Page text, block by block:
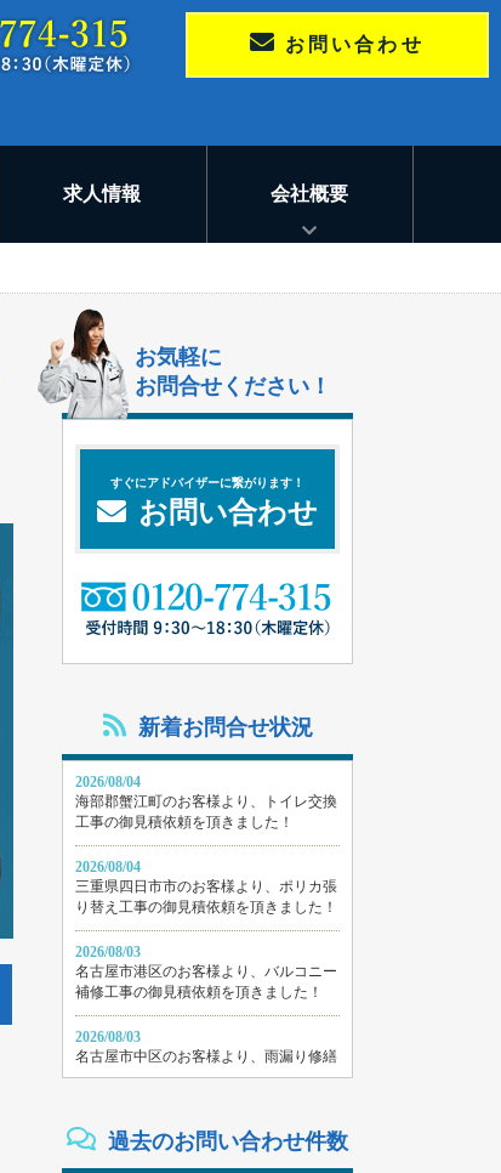
お問い合わせ
求人情報 会社概要
お気軽に
お問合せください！
すぐにアドバイザーに繋がります！
お問い合わせ
新着お問合せ状況
2026/08/04
海部郡蟹江町のお客様より、トイレ交換
工事の御見積依頼を頂きました！
2026/08/04
三重県四日市市のお客様より、ポリカ張
り替え工事の御見積依頼を頂きました！
2026/08/03
名古屋市港区のお客様より、バルコニー
補修工事の御見積依頼を頂きました！
2026/08/03
名古屋市中区のお客様より、雨漏り修繕
工事の御見積依頼を頂きました！
三重県いなべ市のお客様より、外壁その
過去のお問い合わせ件数